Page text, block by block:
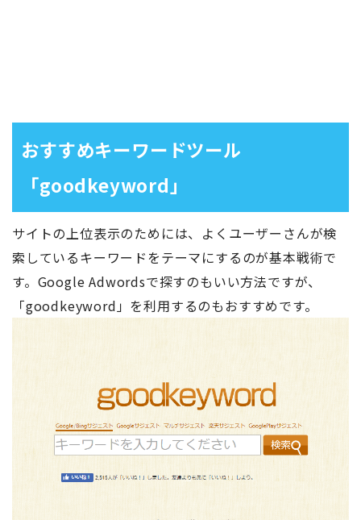
おすすめキーワードツール
「goodkeyword」
サイトの上位表示のためには、よくユーザーさんが検
索しているキーワードをテーマにするのが基本戦術で
す。Google Adwordsで探すのもいい方法ですが、
「goodkeyword」を利用するのもおすすめです。